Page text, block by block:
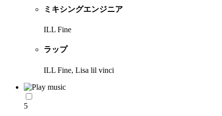
ミキシングエンジニア
ILL Fine
ラップ
ILL Fine, Lisa lil vinci
5